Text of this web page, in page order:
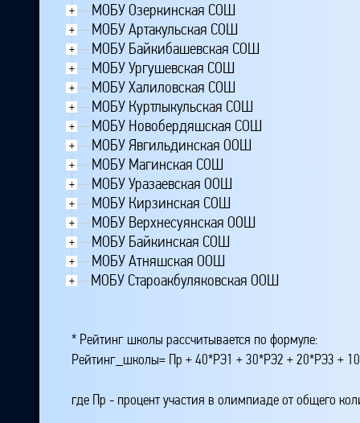
+ МОБУ Озеркинская СОШ
+ МОБУ Артакульская СОШ
+ МОБУ Байкибашевская СОШ
+ МОБУ Ургушевская СОШ
+ МОБУ Халиловская СОШ
+ МОБУ Куртлыкульская СОШ
+ МОБУ Новобердяшская СОШ
+ МОБУ Явгильдинская ООШ
+ МОБУ Магинская СОШ
+ МОБУ Уразаевская ООШ
+ МОБУ Кирзинская СОШ
+ МОБУ Верхнесуянская ООШ
+ МОБУ Байкинская СОШ
+ МОБУ Атняшская ООШ
+ МОБУ Староакбуляковская ООШ
* Рейтинг школы рассчитывается по формуле:
Рейтинг_школы= Пр + 40*РЭ1 + 30*РЭ2 + 20*РЭ3 +
где Пр - процент участия в олимпиаде от общего